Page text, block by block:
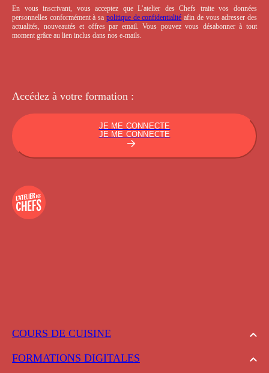
COURS DE CUISINE
FORMATIONS DIGITALES
En vous inscrivant, vous acceptez que L’atelier des Chefs traite vos données
personnelles conformément à sa politique de confidentialité afin de vous adresser des
actualités, nouveautés et offres par email. Vous pouvez vous désabonner à tout
moment grâce au lien inclus dans nos e-mails.
Accédez à votre formation :
JE ME CONNECTE
JE ME CONNECTE